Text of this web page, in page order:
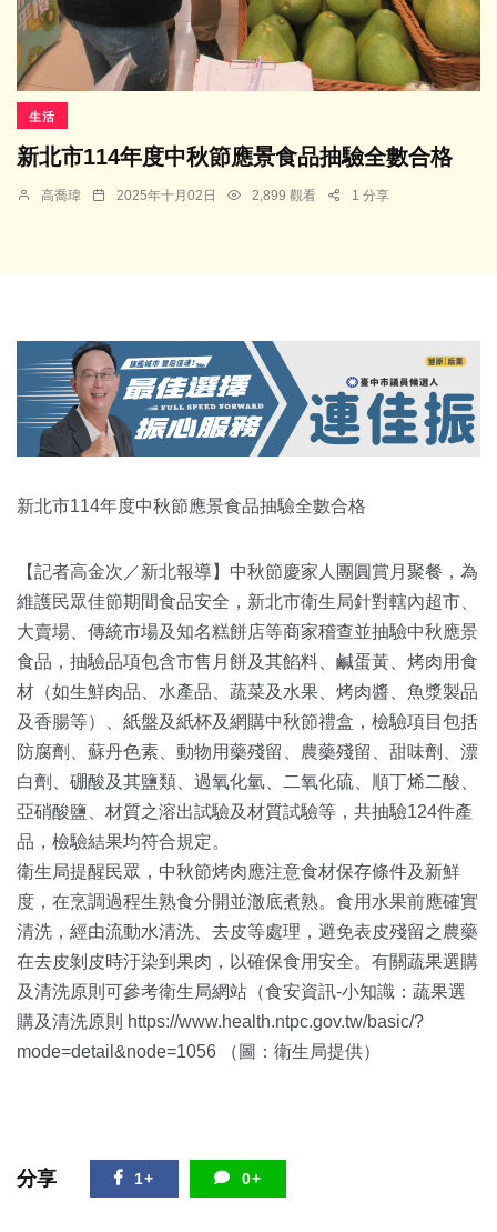
生活
新北市114年度中秋節應景食品抽驗全數合格
高喬瑋 2025年十月02日 2,899 觀看 1 分享
新北市114年度中秋節應景食品抽驗全數合格
【記者高金次／新北報導】中秋節慶家人團圓賞月聚餐，為
維護民眾佳節期間食品安全，新北市衛生局針對轄內超市、
大賣場、傳統市場及知名糕餅店等商家稽查並抽驗中秋應景
食品，抽驗品項包含市售月餅及其餡料、鹹蛋黃、烤肉用食
材（如生鮮肉品、水產品、蔬菜及水果、烤肉醬、魚漿製品
及香腸等）、紙盤及紙杯及網購中秋節禮盒，檢驗項目包括
防腐劑、蘇丹色素、動物用藥殘留、農藥殘留、甜味劑、漂
白劑、硼酸及其鹽類、過氧化氫、二氧化硫、順丁烯二酸、
亞硝酸鹽、材質之溶出試驗及材質試驗等，共抽驗124件產
品，檢驗結果均符合規定。
衛生局提醒民眾，中秋節烤肉應注意食材保存條件及新鮮
度，在烹調過程生熟食分開並澈底煮熟。食用水果前應確實
清洗，經由流動水清洗、去皮等處理，避免表皮殘留之農藥
在去皮剝皮時汙染到果肉，以確保食用安全。有關蔬果選購
及清洗原則可參考衛生局網站（食安資訊-小知識：蔬果選
購及清洗原則 https://www.health.ntpc.gov.tw/basic/?
mode=detail&node=1056 （圖：衛生局提供）
分享 1+ 0+